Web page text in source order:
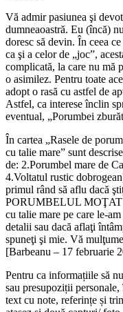
Vă admir pasiunea şi
dumneaoastră. Eu (încă)
doresc să devin. În ceea
ca şi a celor de „joc”,
complicată, la care nu mă
o asimilez. Pentru toate
adopt o rasă cu astfel de
Astfel, ca interese înclin
eventual, „Porumbei
În cartea „Rasele de
cu talie mare” sunt
de: 2.Porumbel mare de
4.Voltatul rustic
primul rând să aflu dacă
PORUMBELUL MOŢAT
cu talie mare pe care le-
detalii sau dacă aflaţi
spuneţi şi mie. Vă
[Barbeanu – 17 februarie
Pentru ca informațiile să
sau presupoziții
text cu note, referințe și